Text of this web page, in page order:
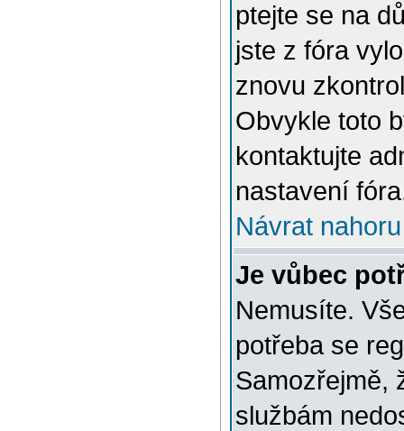
ptejte se na
jste z fóra
znovu
Obvykle toto
kontaktujte
nastavení
Návrat nahoru
Je vůbec
Nemusíte.
potřeba se
Samozřejmě,
službám